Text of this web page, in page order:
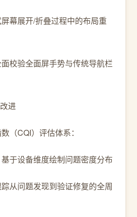
幕展开/折叠过程中的布局重
校验全面屏手势与传统导航栏
进
（CQI）评估体系：
于设备维度绘制问题密度分布
从问题发现到验证修复的全周